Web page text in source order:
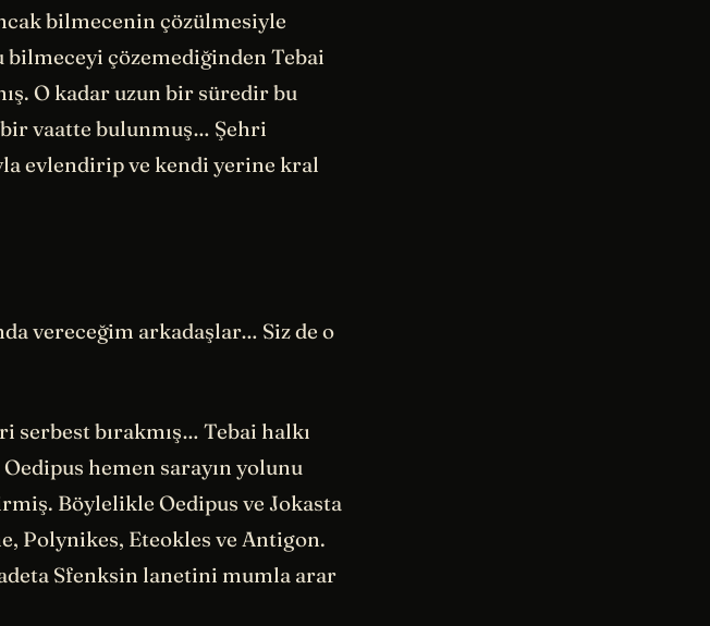
bilmecenin çözülmesiyle
çözemediğinden Tebai
O kadar uzun bir süredir bu
vaatte bulunmuş… Şehri
evlendirip ve kendi yerine kral
vereceğim arkadaşlar… Siz de o
serbest bırakmış… Tebai halkı
hemen sarayın yolunu
Böylelikle Oedipus ve Jokasta
Polynikes, Eteokles ve Antigon.
Sfenksin lanetini mumla arar